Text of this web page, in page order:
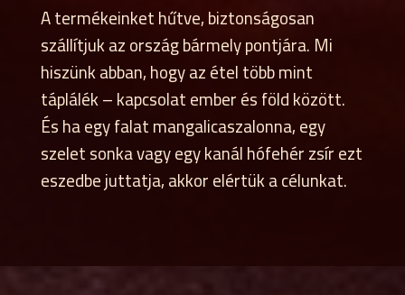
A termékeinket hűtve, biztonságosan
szállítjuk az ország bármely pontjára. Mi
hiszünk abban, hogy az étel több mint
táplálék – kapcsolat ember és föld között.
És ha egy falat mangalicaszalonna, egy
szelet sonka vagy egy kanál hófehér zsír ezt
eszedbe juttatja, akkor elértük a célunkat.